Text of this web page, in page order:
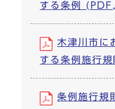
する条例
木津川市に
する条例施行
条例施行規